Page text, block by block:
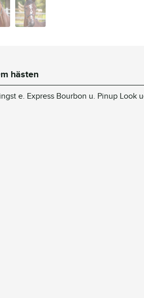
hästen
e. Express Bourbon u. Pinup Look